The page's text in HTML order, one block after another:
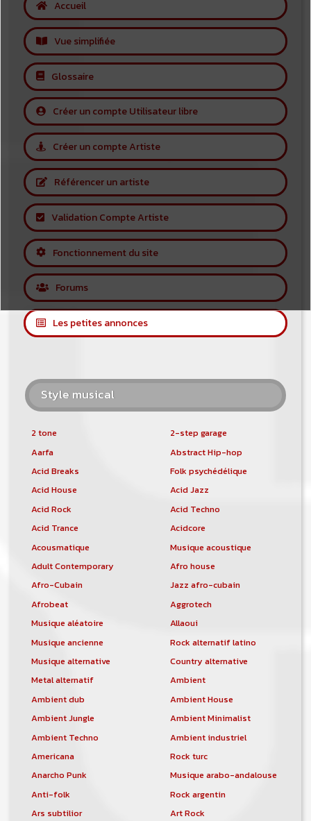
Accueil
Vue simplifiée
Glossaire
Créer un compte Utilisateur libre
Créer un compte Artiste
Référencer un artiste
Validation Compte Artiste
Fonctionnement du site
Forums
Les petites annonces
Style musical
2 tone
2-step garage
Aarfa
Abstract Hip-hop
Acid Breaks
Folk psychédélique
Acid House
Acid Jazz
Acid Rock
Acid Techno
Acid Trance
Acidcore
Acousmatique
Musique acoustique
Adult Contemporary
Afro house
Afro-Cubain
Jazz afro-cubain
Afrobeat
Aggrotech
Musique aléatoire
Allaoui
Musique ancienne
Rock alternatif latino
Musique alternative
Country alternative
Metal alternatif
Ambient
Ambient dub
Ambient House
Ambient Jungle
Ambient Minimalist
Ambient Techno
Ambient industriel
Americana
Rock turc
Anarcho Punk
Musique arabo-andalouse
Anti-folk
Rock argentin
Ars subtilior
Art Rock